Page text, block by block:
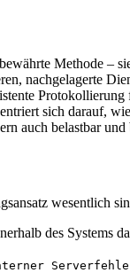
Methode –
nachgelagerte
sich darauf,
auch belastbar und
wesentlich
des Systems